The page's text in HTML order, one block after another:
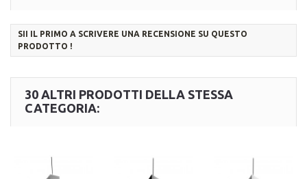
SII IL PRIMO A SCRIVERE UNA RECENSIONE SU QUESTO
PRODOTTO !
30 ALTRI PRODOTTI DELLA STESSA
CATEGORIA: